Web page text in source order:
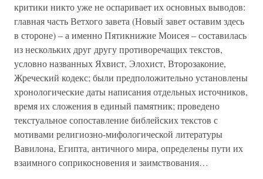
критики никто уже не оспаривает их основных выводов:
главная часть Ветхого завета (Новый завет оставим здесь
в стороне) – а именно Пятикнижие Моисея – составилась
из нескольких друг другу противоречащих текстов,
условно названных Яхвист, Элохист, Второзаконие,
Жреческий кодекс; были предположительно установлены
хронологические даты написания отдельных источников,
время их сложения в единый памятник; проведено
текстуальное сопоставление библейских текстов с
мотивами религиозно-мифологической литературы
Вавилона, Египта, античного мира, определены пути их
взаимного соприкосновения и заимствования…